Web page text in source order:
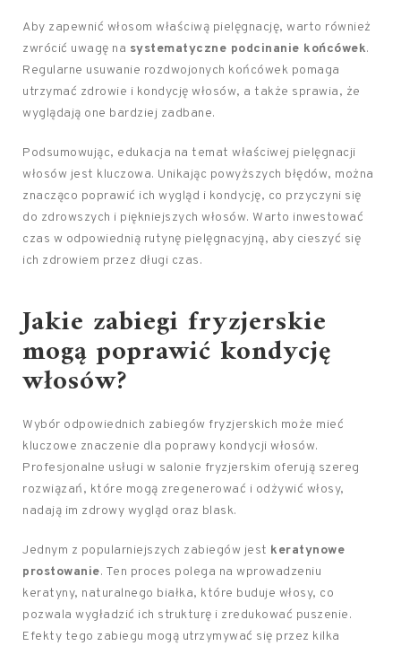
Aby zapewnić włosom właściwą pielęgnację, warto również
zwrócić uwagę na systematyczne podcinanie końcówek.
Regularne usuwanie rozdwojonych końcówek pomaga
utrzymać zdrowie i kondycję włosów, a także sprawia, że
wyglądają one bardziej zadbane.
Podsumowując, edukacja na temat właściwej pielęgnacji
włosów jest kluczowa. Unikając powyższych błędów, można
znacząco poprawić ich wygląd i kondycję, co przyczyni się
do zdrowszych i piękniejszych włosów. Warto inwestować
czas w odpowiednią rutynę pielęgnacyjną, aby cieszyć się
ich zdrowiem przez długi czas.
Jakie zabiegi fryzjerskie
mogą poprawić kondycję
włosów?
Wybór odpowiednich zabiegów fryzjerskich może mieć
kluczowe znaczenie dla poprawy kondycji włosów.
Profesjonalne usługi w salonie fryzjerskim oferują szereg
rozwiązań, które mogą zregenerować i odżywić włosy,
nadają im zdrowy wygląd oraz blask.
Jednym z popularniejszych zabiegów jest keratynowe
prostowanie. Ten proces polega na wprowadzeniu
keratyny, naturalnego białka, które buduje włosy, co
pozwala wygładzić ich strukturę i zredukować puszenie.
Efekty tego zabiegu mogą utrzymywać się przez kilka